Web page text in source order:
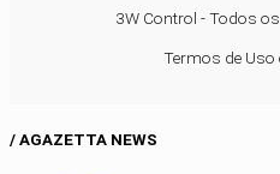
3W Control - Todos
Termos de Uso
/ AGAZETTA NEWS